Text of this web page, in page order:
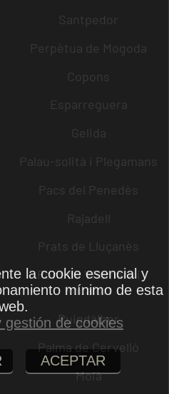
Santpedor
Perpètua de Mogoda
Copons
Esparreguera
Gelida
Palau-solità i Plegamans
Pacs del Penedès
Rajadell
Prats de Lluçanès
Pont de Vilomara i
Rocafort
Puigdàlber
Palma de Cervelló
Moià
la cookie esencial y
mínimo de esta
gestión de cookies
ACEPTAR